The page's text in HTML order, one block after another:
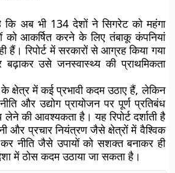
कि अब भी 134 देशों ने सिगरेट को महंगा
आकर्षित करने के लिए तंबाकू कंपनियां
हैं। रिपोर्ट में सरकारों से आग्रह किया गया
उसे जनस्वास्थ्य की प्राथमिकता
क्षेत्र में कई प्रभावी कदम उठाए हैं, लेकिन
और उद्योग प्रायोजन पर पूर्ण प्रतिबंध
लेने की आवश्यकता है। यह रिपोर्ट दर्शाती है
और प्रचार नियंत्रण जैसे क्षेत्रों में वैश्विक
नीति जैसे उपायों को सशक्त बनाकर ही
में ठोस कदम उठाया जा सकता है।